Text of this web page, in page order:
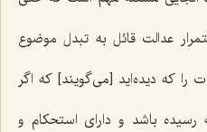
عدالت قائل به تبدل موضوع
را که دیده‌اید [می‌گویند] که اگر
باشد و داراى استحکام و